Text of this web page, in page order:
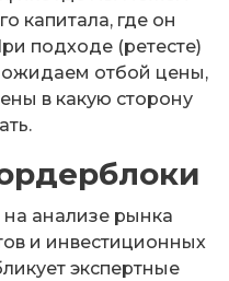
капитала, где он
подходе (ретесте)
отбой цены,
в какую сторону
анализе рынка
и инвестиционных
экспертные